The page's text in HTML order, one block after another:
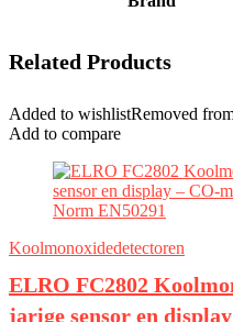
Related Products
Added to wishlistRemoved
Add to compare
Koolmonoxidedetectoren
ELRO FC2802
jarige sensor en